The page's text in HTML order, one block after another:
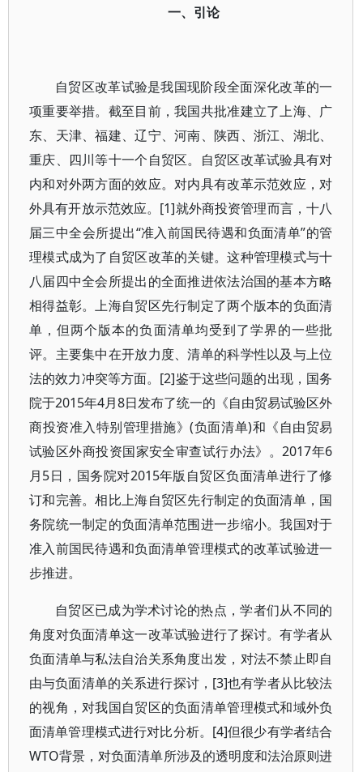
一、引论
自贸区改革试验是我国现阶段全面深化改革的一
项重要举措。截至目前，我国共批准建立了上海、广
东、天津、福建、辽宁、河南、陕西、浙江、湖北、
重庆、四川等十一个自贸区。自贸区改革试验具有对
内和对外两方面的效应。对内具有改革示范效应，对
外具有开放示范效应。[1]就外商投资管理而言，十八
届三中全会所提出“准入前国民待遇和负面清单”的管
理模式成为了自贸区改革的关键。这种管理模式与十
八届四中全会所提出的全面推进依法治国的基本方略
相得益彰。上海自贸区先行制定了两个版本的负面清
单，但两个版本的负面清单均受到了学界的一些批
评。主要集中在开放力度、清单的科学性以及与上位
法的效力冲突等方面。[2]鉴于这些问题的出现，国务
院于2015年4月8日发布了统一的《自由贸易试验区外
商投资准入特别管理措施》(负面清单)和《自由贸易
试验区外商投资国家安全审查试行办法》。2017年6
月5日，国务院对2015年版自贸区负面清单进行了修
订和完善。相比上海自贸区先行制定的负面清单，国
务院统一制定的负面清单范围进一步缩小。我国对于
准入前国民待遇和负面清单管理模式的改革试验进一
步推进。
自贸区已成为学术讨论的热点，学者们从不同的
角度对负面清单这一改革试验进行了探讨。有学者从
负面清单与私法自治关系角度出发，对法不禁止即自
由与负面清单的关系进行探讨，[3]也有学者从比较法
的视角，对我国自贸区的负面清单管理模式和域外负
面清单管理模式进行对比分析。[4]但很少有学者结合
WTO背景，对负面清单所涉及的透明度和法治原则进